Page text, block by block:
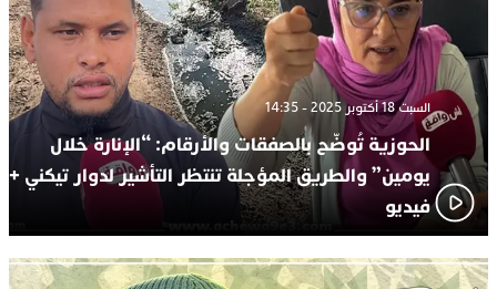
السبت 18 أكتوبر 2025 - 14:35
الحوزية تُوضّح بالصفقات والأرقام: “الإنارة خلال
يومين” والطريق المؤجلة تنتظر التأشير لدوار تيكني +
فيديو